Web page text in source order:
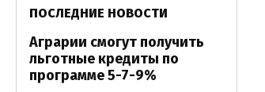
ПОСЛЕДНИЕ НОВОСТИ
Аграрии смогут получить
льготные кредиты по
программе 5-7-9%